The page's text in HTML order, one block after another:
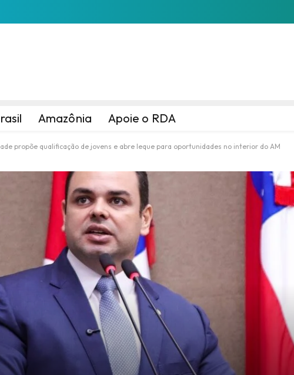
Amazônia Apoie o RDA
propõe qualificação de jovens e abre leque para oportunidades no interior do AM